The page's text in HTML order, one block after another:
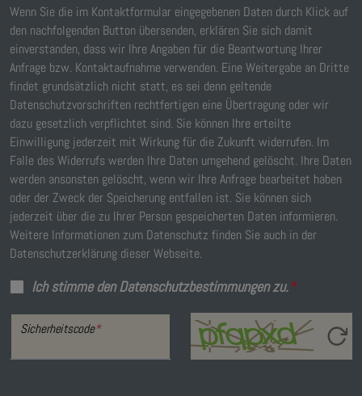
Wenn Sie die im Kontaktformular eingegebenen Daten durch Klick auf
den nachfolgenden Button übersenden, erklären Sie sich damit
einverstanden, dass wir Ihre Angaben für die Beantwortung Ihrer
Anfrage bzw. Kontaktaufnahme verwenden. Eine Weitergabe an Dritte
findet grundsätzlich nicht statt, es sei denn geltende
Datenschutzvorschriften rechtfertigen eine Übertragung oder wir
dazu gesetzlich verpflichtet sind. Sie können Ihre erteilte
Einwilligung jederzeit mit Wirkung für die Zukunft widerrufen. Im
Falle des Widerrufs werden Ihre Daten umgehend gelöscht. Ihre Daten
werden ansonsten gelöscht, wenn wir Ihre Anfrage bearbeitet haben
oder der Zweck der Speicherung entfallen ist. Sie können sich
jederzeit über die zu Ihrer Person gespeicherten Daten informieren.
Weitere Informationen zum Datenschutz finden Sie auch in der
Datenschutzerklärung dieser Webseite.
Ich stimme den Datenschutzbestimmungen zu.*
Sicherheitscode*